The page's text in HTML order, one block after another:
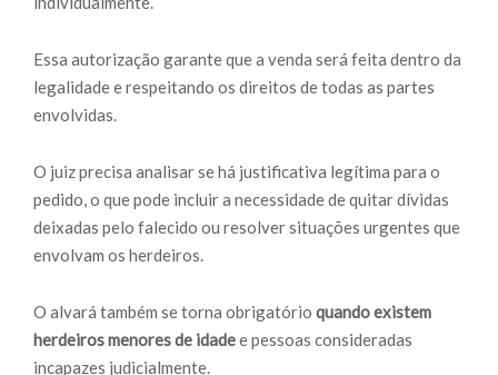
Essa autorização garante que a venda será feita dentro da
legalidade e respeitando os direitos de todas as partes
envolvidas.
O juiz precisa analisar se há justificativa legítima para o
pedido, o que pode incluir a necessidade de quitar dívidas
deixadas pelo falecido ou resolver situações urgentes que
envolvam os herdeiros.
O alvará também se torna obrigatório quando existem
herdeiros menores de idadee pessoas consideradas
incapazes judicialmente.